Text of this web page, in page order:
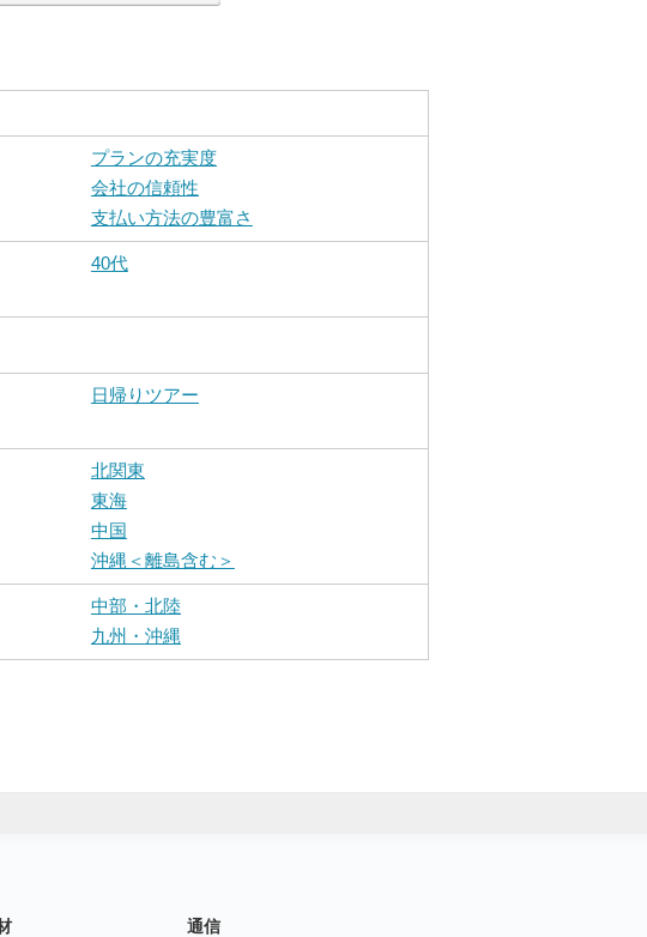
プランの充実度
会社の信頼性
支払い方法の豊富さ
40代
日帰りツアー
北関東
東海
中国
沖縄＜離島含む＞
中部・北陸
九州・沖縄
通信